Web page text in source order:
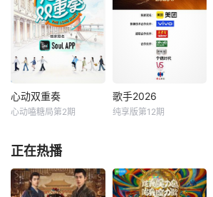
电视剧免费在线观
看】和陈妍希、夏
之光、高卿尘、李
雅娟一起，走进中
医的万千世界，从
悟到亲手实践。
的毕业角色番综，
由关晓彤、李昀
锐、毛俊杰、边天
扬、王翰闻、高秋
梓原班主演齐聚录
制。扎扎亭的老朋
友们陆续回来，大
家一起笑闹，一起
心动双重奏
《心动双重奏》首
档代际交友真人
秀，8位单身青年
携长辈开启13天寻
心动双重奏
心动嗑糖局第2期
歌手2026
芒果TV现场直播
歌手2026
纯享版第12期
正在热播